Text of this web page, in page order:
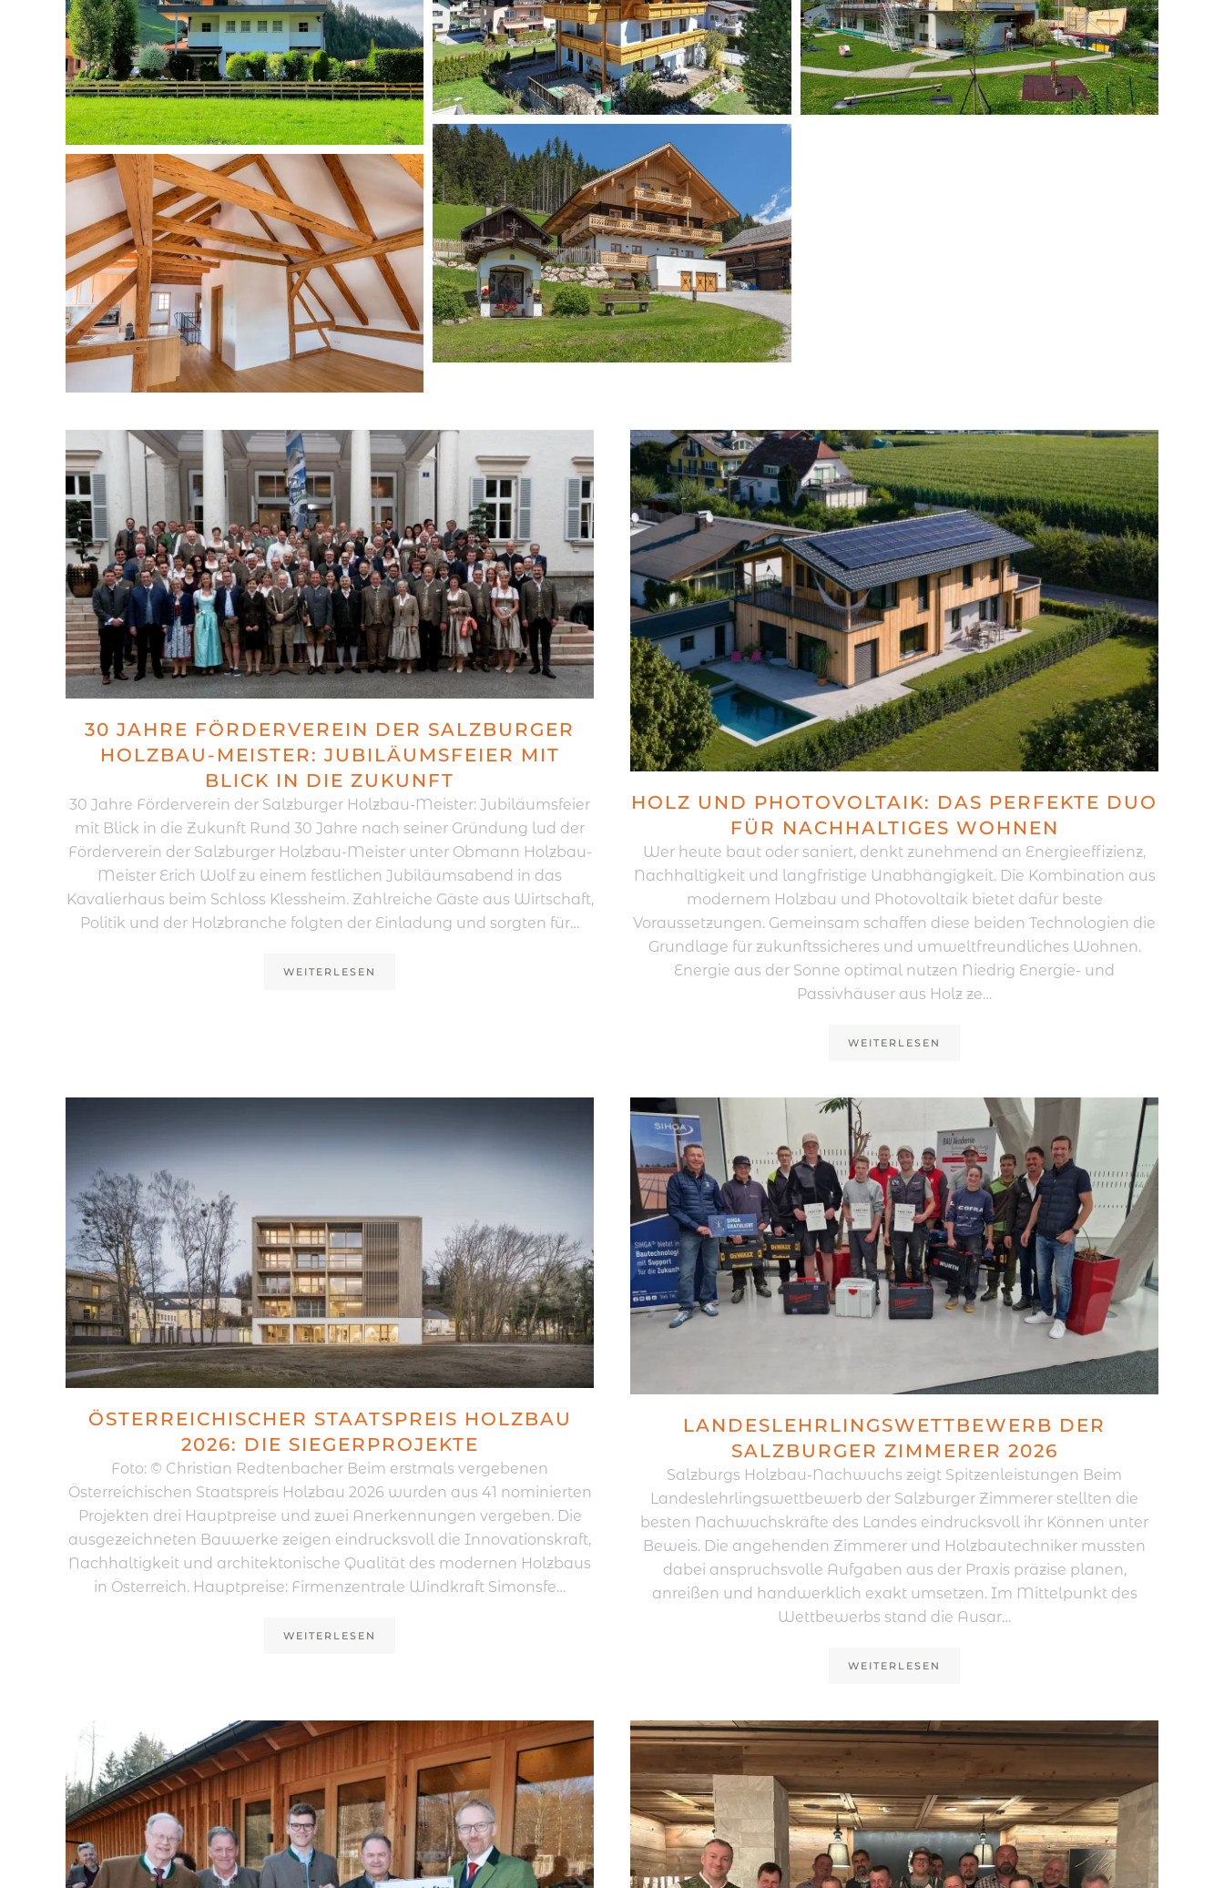
30 JAHRE FÖRDERVEREIN DER SALZBURGER
HOLZBAU-MEISTER: JUBILÄUMSFEIER MIT
BLICK IN DIE ZUKUNFT
30 Jahre Förderverein der Salzburger Holzbau-Meister: Jubiläumsfeier
mit Blick in die Zukunft Rund 30 Jahre nach seiner Gründung lud der
Förderverein der Salzburger Holzbau-Meister unter Obmann Holzbau-
Meister Erich Wolf zu einem festlichen Jubiläumsabend in das
Kavalierhaus beim Schloss Klessheim. Zahlreiche Gäste aus Wirtschaft,
Politik und der Holzbranche folgten der Einladung und sorgten für…
WEITERLESEN
HOLZ UND PHOTOVOLTAIK: DAS PERFEKTE DUO
FÜR NACHHALTIGES WOHNEN
Wer heute baut oder saniert, denkt zunehmend an Energieeffizienz,
Nachhaltigkeit und langfristige Unabhängigkeit. Die Kombination aus
modernem Holzbau und Photovoltaik bietet dafür beste
Voraussetzungen. Gemeinsam schaffen diese beiden Technologien die
Grundlage für zukunftssicheres und umweltfreundliches Wohnen.
Energie aus der Sonne optimal nutzen Niedrig Energie- und
Passivhäuser aus Holz ze…
WEITERLESEN
ÖSTERREICHISCHER STAATSPREIS HOLZBAU
2026: DIE SIEGERPROJEKTE
Foto: © Christian Redtenbacher Beim erstmals vergebenen
Österreichischen Staatspreis Holzbau 2026 wurden aus 41 nominierten
Projekten drei Hauptpreise und zwei Anerkennungen vergeben. Die
ausgezeichneten Bauwerke zeigen eindrucksvoll die Innovationskraft,
Nachhaltigkeit und architektonische Qualität des modernen Holzbaus
in Österreich. Hauptpreise: Firmenzentrale Windkraft Simonsfe…
WEITERLESEN
LANDESLEHRLINGSWETTBEWERB DER
SALZBURGER ZIMMERER 2026
Salzburgs Holzbau-Nachwuchs zeigt Spitzenleistungen Beim
Landeslehrlingswettbewerb der Salzburger Zimmerer stellten die
besten Nachwuchskräfte des Landes eindrucksvoll ihr Können unter
Beweis. Die angehenden Zimmerer und Holzbautechniker mussten
dabei anspruchsvolle Aufgaben aus der Praxis präzise planen,
anreißen und handwerklich exakt umsetzen. Im Mittelpunkt des
Wettbewerbs stand die Ausar…
WEITERLESEN